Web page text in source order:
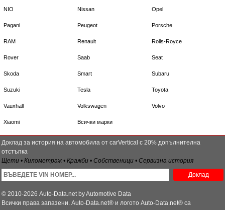
NIO Nissan Opel
Pagani Peugeot Porsche
RAM Renault Rolls-Royce
Rover Saab Seat
Skoda Smart Subaru
Suzuki Tesla Toyota
Vauxhall Volkswagen Volvo
Xiaomi Всички марки
Доклад за история на автомобила от carVertical с 20% допълнителна
отстъпка
Щети • Километраж • Кражби • Собственици • Сервизна история
Доклад
© 2010-2026 Auto-Data.net by Automotive Data
Всички права запазени. Auto-Data.net® и логото Auto-Data.net® са